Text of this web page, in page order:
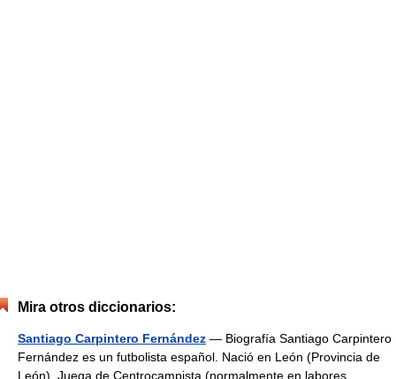
Mira otros diccionarios:
Santiago Carpintero Fernández — Biografía Santiago Carpintero
Fernández es un futbolista español. Nació en León (Provincia de
León). Juega de Centrocampista (normalmente en labores